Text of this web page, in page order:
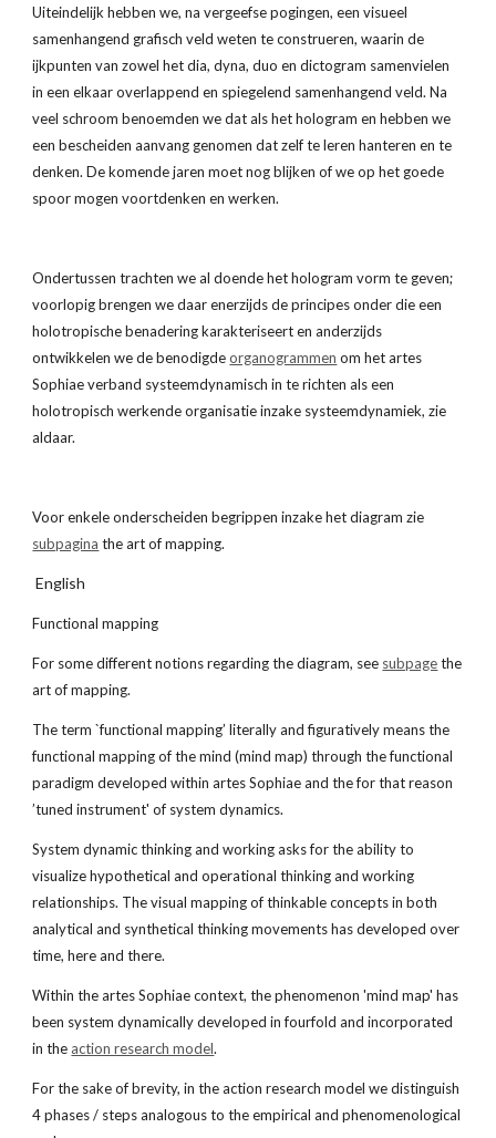
Uiteindelijk hebben we, na vergeefse pogingen, een visueel
samenhangend grafisch veld weten te construeren, waarin de
ijkpunten van zowel het dia, dyna, duo en dictogram samenvielen
in een elkaar overlappend en spiegelend samenhangend veld. Na
veel schroom benoemden we dat als het hologram en hebben we
een bescheiden aanvang genomen dat zelf te leren hanteren en te
denken. De komende jaren moet nog blijken of we op het goede
spoor mogen voortdenken en werken.
Ondertussen trachten we al doende het hologram vorm te geven;
voorlopig brengen we daar enerzijds de principes onder die een
holotropische benadering karakteriseert en anderzijds
ontwikkelen we de benodigde organogrammen om het artes
Sophiae verband systeemdynamisch in te richten als een
holotropisch werkende organisatie inzake systeemdynamiek, zie
aldaar.
subpagina the art of mapping.
English
Functional mapping
For some different notions regarding the diagram, see subpage the
art of mapping.
The term `functional mapping’ literally and figuratively means the
functional mapping of the mind (mind map) through the functional
paradigm developed within artes Sophiae and the for that reason
’tuned instrument' of system dynamics.
System dynamic thinking and working asks for the ability to
visualize hypothetical and operational thinking and working
relationships. The visual mapping of thinkable concepts in both
analytical and synthetical thinking movements has developed over
time, here and there.
Within the artes Sophiae context, the phenomenon 'mind map' has
been system dynamically developed in fourfold and incorporated
in the action research model.
For the sake of brevity, in the action research model we distinguish
4 phases / steps analogous to the empirical and phenomenological